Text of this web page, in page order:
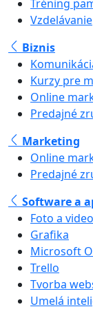
Tréning
Vzdelávanie
Biznis
Kurzy pre
Online
Predajné
Marketing
Online
Predajné
Software a
Foto a video
Grafika
Microsoft
Trello
Tvorba
Umelá